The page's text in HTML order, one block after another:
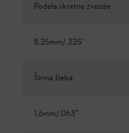
Podela skretne zvezde
8,25mm/.325"
Širina žleba
1,6mm/.063"